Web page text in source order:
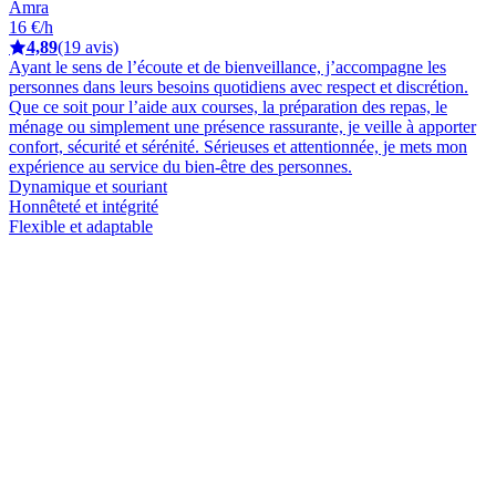
Amra
16 €/h
4,89(19 avis)
Ayant le sens de l’écoute et de bienveillance, j’accompagne les
personnes dans leurs besoins quotidiens avec respect et discrétion.
Que ce soit pour l’aide aux courses, la préparation des repas, le
ménage ou simplement une présence rassurante, je veille à apporter
confort, sécurité et sérénité. Sérieuses et attentionnée, je mets mon
expérience au service du bien-être des personnes.
Dynamique et souriant
Honnêteté et intégrité
Flexible et adaptable